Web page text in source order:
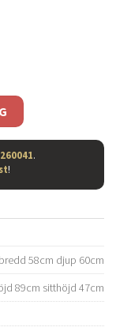
.
!
bredd 58cm djup 60cm
89cm sitthöjd 47cm